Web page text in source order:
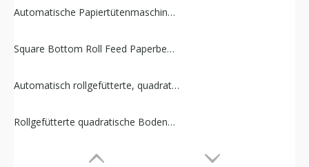
Automatische Papiertütenmaschine mit gedrehtem Seil und Rollenzuführung
Square Bottom Roll Feed Paperbeutelmaschine (ohne Griff)
Automatisch rollgefütterte, quadratische Bodenbeutelmaschine mit flachem Griff
Rollgefütterte quadratische Bodenbeutelmaschine (multifunktionale Optionen)